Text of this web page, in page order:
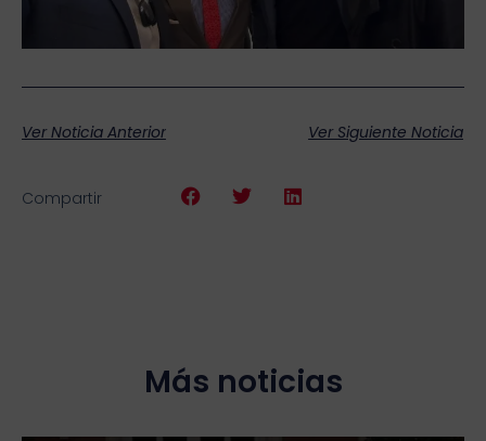
Ver Noticia Anterior Ver Siguiente Noticia
Compartir
Más noticias